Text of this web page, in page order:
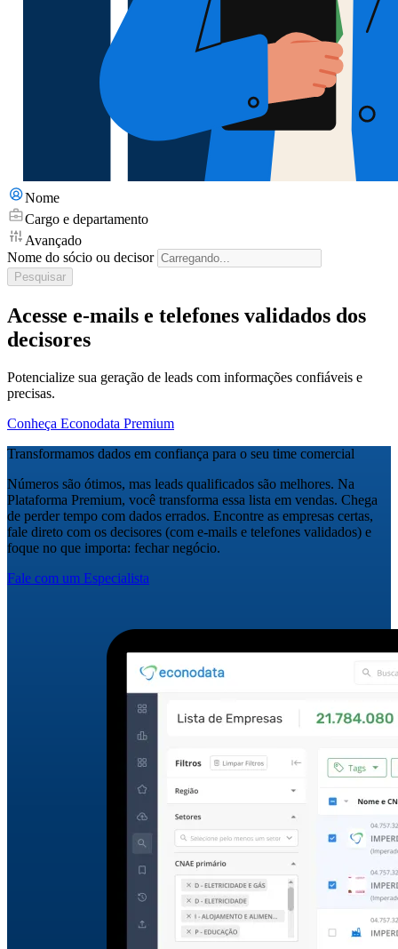
Nome
Cargo e departamento
Avançado
Nome do sócio ou decisor
Pesquisar
Acesse e-mails e telefones validados dos
decisores
Potencialize sua geração de leads com informações confiáveis e
precisas.
Conheça Econodata Premium
Transformamos dados em confiança para o seu time comercial
Números são ótimos, mas leads qualificados são melhores. Na
Plataforma Premium, você transforma essa lista em vendas. Chega
de perder tempo com dados errados. Encontre as empresas certas,
fale direto com os decisores (com e-mails e telefones validados) e
foque no que importa: fechar negócio.
Fale com um Especialista